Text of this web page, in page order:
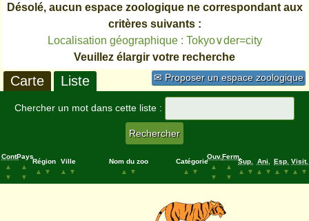
Désolé, aucun espace zoologique ne correspondant aux
critères suivants :
Localisation géographique : Tokyo∨der=city
Veuillez élargir votre recherche
✉ Proposer un espace zoologique
Carte Liste
Chercher un mot dans cette liste :
Cont.
▲
▼
Pays
▲
▼
Région
▲
▼
Ville
▲
▼
Nom du zoo
▲
▼
Catégorie
▲
▼
Ouv.
▲
▼
Ferm.
▲
▼
Sup.
▲
▼
Ani.
▲
▼
Esp.
▲
▼
Visit.
▲
▼